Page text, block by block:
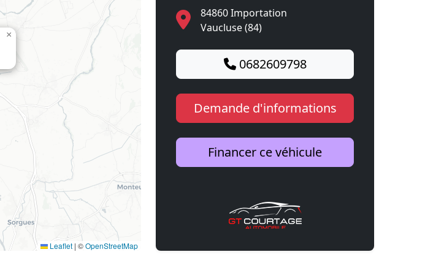
×
Leaflet | ©OpenStreetMap
84860 Importation
Vaucluse (84)
0682609798
Demande d'informations
Financer ce véhicule